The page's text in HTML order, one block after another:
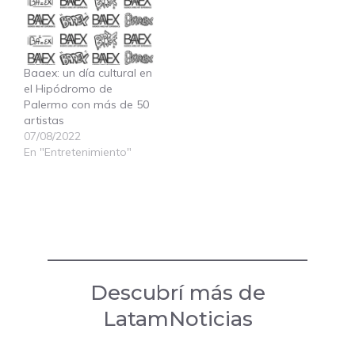
Baaex: un día cultural en
el Hipódromo de
Palermo con más de 50
artistas
07/08/2022
En "Entretenimiento"
Descubrí más de
LatamNoticias